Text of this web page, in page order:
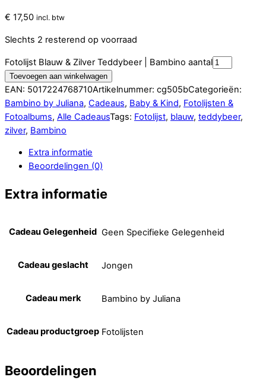
€ 17,50 incl. btw
Slechts 2 resterend op voorraad
Fotolijst Blauw & Zilver Teddybeer | Bambino aantal
Toevoegen aan winkelwagen
EAN: 5017224768710Artikelnummer: cg505bCategorieën:
Bambino by Juliana, Cadeaus, Baby & Kind, Fotolijsten &
Fotoalbums, Alle CadeausTags: Fotolijst, blauw, teddybeer,
zilver, Bambino
Extra informatie
Beoordelingen (0)
Extra informatie
Cadeau Gelegenheid Geen Specifieke Gelegenheid
Cadeau geslacht Jongen
Cadeau merk Bambino by Juliana
Cadeau productgroep Fotolijsten
Beoordelingen